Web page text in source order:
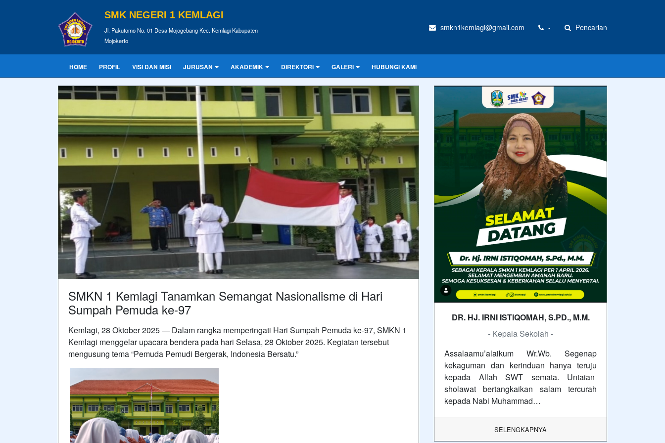
SMK NEGERI 1 KEMLAGI
Jl. Pakutomo No. 01 Desa Mojogebang Kec. Kemlagi Kabupaten
Mojokerto
smkn1kemlagi@gmail.com - Pencarian
HOME PROFIL VISI DAN MISI JURUSAN AKADEMIK DIREKTORI GALERI HUBUNGI KAMI
SMKN 1 Kemlagi Tanamkan Semangat Nasionalisme di Hari
Sumpah Pemuda ke-97
Kemlagi, 28 Oktober 2025 — Dalam rangka memperingati Hari Sumpah Pemuda ke-97, SMKN 1
Kemlagi menggelar upacara bendera pada hari Selasa, 28 Oktober 2025. Kegiatan tersebut
mengusung tema “Pemuda Pemudi Bergerak, Indonesia Bersatu.”
DR. HJ. IRNI ISTIQOMAH, S.PD., M.M.
- Kepala Sekolah -
Assalaamu’alaikum Wr.Wb. Segenap
kekaguman dan kerinduan hanya teruju
kepada Allah SWT semata. Untaian
sholawat bertangkaikan salam tercurah
kepada Nabi Muhammad…
SELENGKAPNYA